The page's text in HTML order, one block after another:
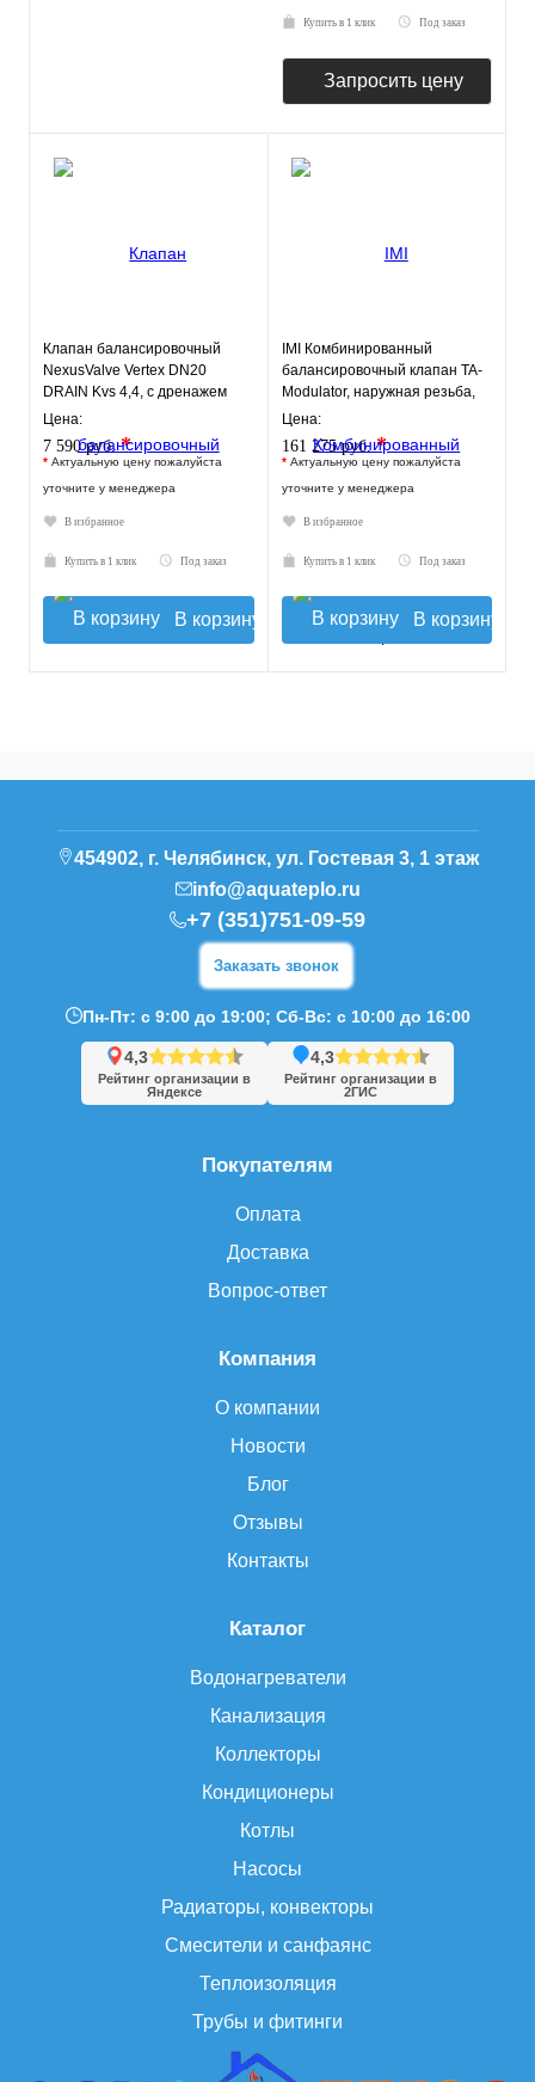
Купить в 1 клик Под заказ
Запросить цену
Клапан балансировочный
NexusValve Vertex DN20
DRAIN Kvs 4,4, с дренажем
MN80597.707
Цена:
7 590 руб.*
* Актуальную цену пожалуйста
уточните у менеджера
В избранное
Купить в 1 клик Под заказ
В корзину
IMI Комбинированный
балансировочный клапан TA-
Modulator, наружная резьба,
DN40, AMETAL
Цена:
161 275 руб.*
* Актуальную цену пожалуйста
уточните у менеджера
В избранное
Купить в 1 клик Под заказ
В корзину
Каталог
Водонагреватели
Канализация
Коллекторы
Кондиционеры
Котлы
Насосы
Радиаторы, конвекторы
Смесители и санфаянс
Теплоизоляция
Трубы и фитинги
Компания
О компании
Новости
Блог
Отзывы
Контакты
Покупателям
Оплата
Доставка
Вопрос-ответ
454902, г. Челябинск, ул. Гостевая 3, 1 этаж
info@aquateplo.ru
+7 (351)751-09-59
Заказать звонок
Пн-Пт: с 9:00 до 19:00; Сб-Вс: с 10:00 до 16:00
4,3
Рейтинг организации в
Яндексе
4,3
Рейтинг организации в
2ГИС